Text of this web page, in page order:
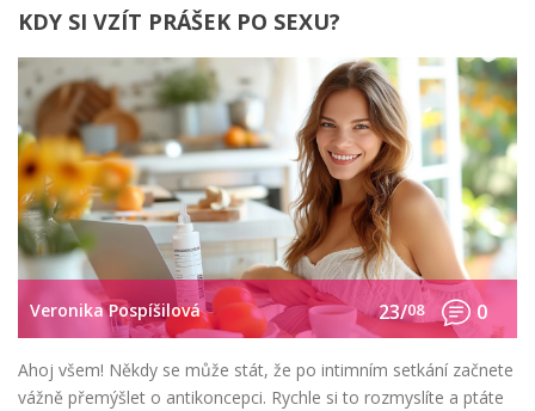
KDY SI VZÍT PRÁŠEK PO SEXU?
Veronika Pospíšilová 23/08 0
Ahoj všem! Někdy se může stát, že po intimním setkání začnete
vážně přemýšlet o antikoncepci. Rychle si to rozmyslíte a ptáte